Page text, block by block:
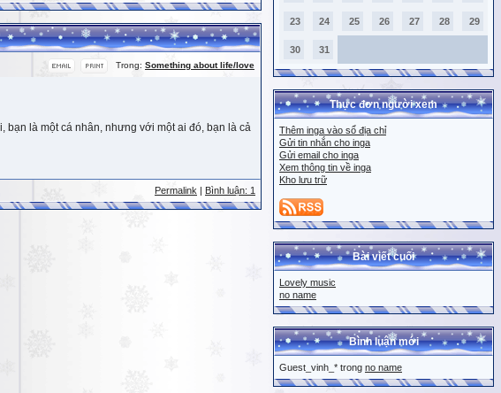
Trong: Something about life/love
là một cá nhân, nhưng với một ai đó, bạn là cả
Permalink Bình luận: 1
23 24 25 26 27 28 29
30 31
Thực đơn người xem
Thêm inga vào sổ địa chỉ
Gửi tin nhắn cho inga
Gửi email cho inga
Xem thông tin về inga
Kho lưu trữ
Bài viết cuối
Lovely music
no name
Bình luận mới
Guest_vinh_* trong no name